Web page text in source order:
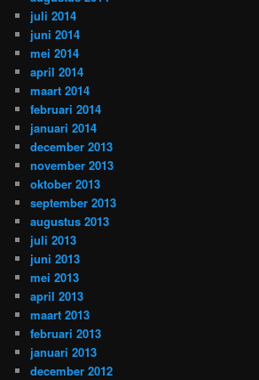
juli 2014
juni 2014
mei 2014
april 2014
maart 2014
februari 2014
januari 2014
december 2013
november 2013
oktober 2013
september 2013
augustus 2013
juli 2013
juni 2013
mei 2013
april 2013
maart 2013
februari 2013
januari 2013
december 2012